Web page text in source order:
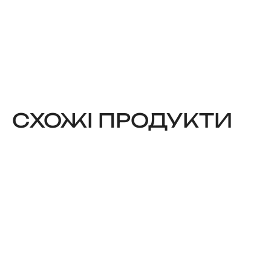
CХОЖІ ПРОДУКТИ